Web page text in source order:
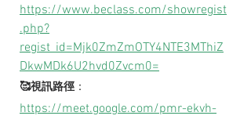
https://www.beclass.com/showregist
.php?
regist_id=Mjk0ZmZmOTY4NTE3MThiZ
DkwMDk6U2hvd0Zvcm0=
🥰視訊路徑 ：
https://meet.google.com/pmr-ekvh-